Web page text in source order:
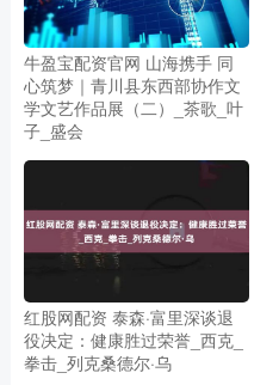
牛盈宝配资官网 山海携手 同
心筑梦｜青川县东西部协作文
学文艺作品展（二）_茶歌_叶
子_盛会
红股网配资 泰森·富里深谈退
役决定：健康胜过荣誉_西克_
拳击_列克桑德尔·乌